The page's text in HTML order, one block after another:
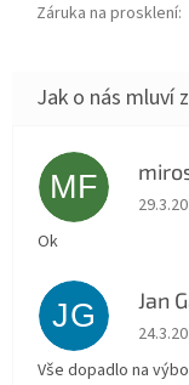
Záruka na prosklení:
MF
Ok
JG Jan
Vše dopadlo na